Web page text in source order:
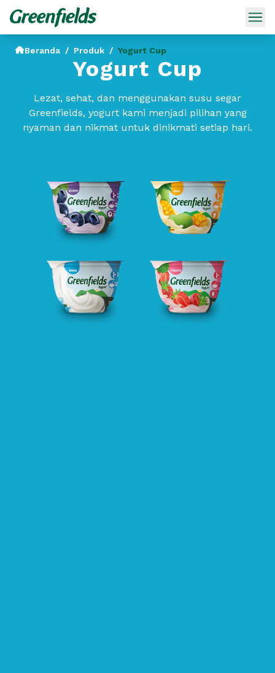
Beranda / Produk / Yogurt Cup
Yogurt Cup
Lezat, sehat, dan menggunakan susu segar
Greenfields, yogurt kami menjadi pilihan yang
nyaman dan nikmat untuk dinikmati setiap hari.